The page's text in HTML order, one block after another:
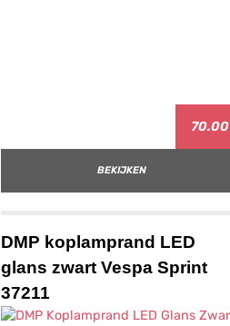
70.00
BEKIJKEN
DMP koplamprand LED
glans zwart Vespa Sprint
37211